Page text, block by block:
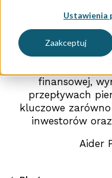
Ustawienia
Zaakceptuj
Ustalenie formy
jedno z
finansami
przygotowane
dostarczają
finansowej,
przepływach
kluczowe
inwestorów
Aider